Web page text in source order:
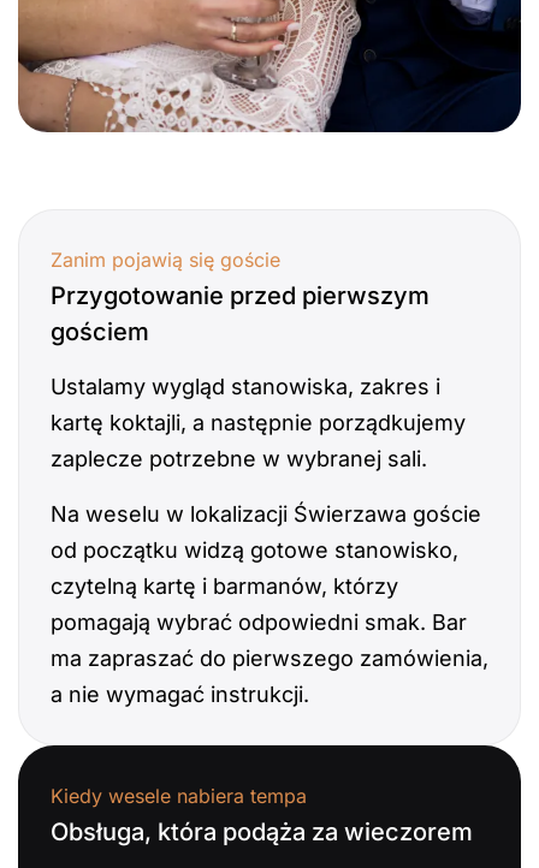
Zanim pojawią się goście
Przygotowanie przed pierwszym
gościem
Ustalamy wygląd stanowiska, zakres i
kartę koktajli, a następnie porządkujemy
zaplecze potrzebne w wybranej sali.
Na weselu w lokalizacji Świerzawa goście
od początku widzą gotowe stanowisko,
czytelną kartę i barmanów, którzy
pomagają wybrać odpowiedni smak. Bar
ma zapraszać do pierwszego zamówienia,
a nie wymagać instrukcji.
Kiedy wesele nabiera tempa
Obsługa, która podąża za wieczorem